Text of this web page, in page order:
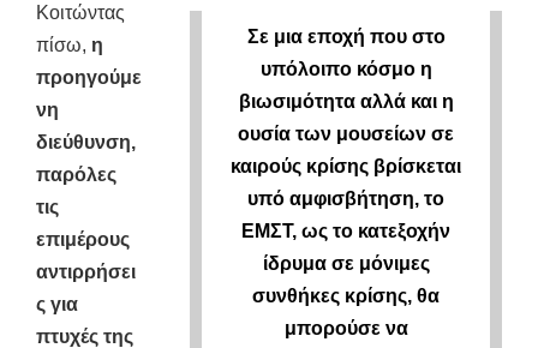
Σε μια εποχή που στο
υπόλοιπο κόσμο η
βιωσιμότητα αλλά και η
ουσία των μουσείων σε
καιρούς κρίσης βρίσκεται
υπό αμφισβήτηση, το
ΕΜΣΤ, ως το κατεξοχήν
ίδρυμα σε μόνιμες
συνθήκες κρίσης, θα
μπορούσε να
Κοιτώντας
πίσω, η
προηγούμε
νη
διεύθυνση,
παρόλες
τις
επιμέρους
αντιρρήσει
ς για
πτυχές της